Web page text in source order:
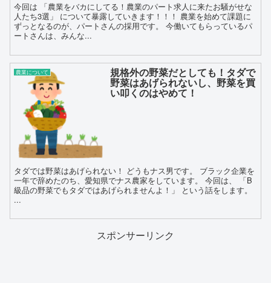
今回は 「農業をバカにしてる！農業のパート求人に来たお騒がせな
人たち3選」 について暴露していきます！！！ 農業を始めて課題に
ずっとなるのが、パートさんの採用です。 今働いてもらっているパ
ートさんは、みんな...
農業について 規格外の野菜だとしても！タダで
野菜はあげられないし、野菜を買
い叩くのはやめて！
タダでは野菜はあげられない！ どうもナス男です。 ブラック企業を
一年で辞めたのち、愛知県でナス農家をしています。 今回は、 「B
級品の野菜でもタダではあげられませんよ！」 という話をします。
...
スポンサーリンク